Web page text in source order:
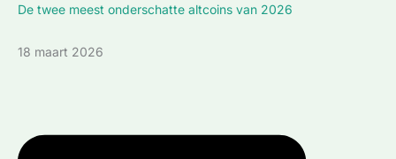
De twee meest onderschatte altcoins van 2026
18 maart 2026